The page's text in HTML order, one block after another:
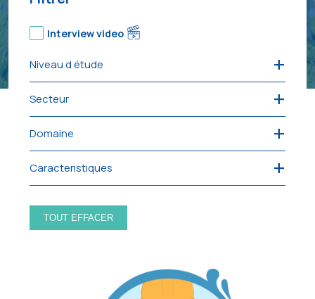
Interview video
Niveau d étude
Secteur
Domaine
Caracteristiques